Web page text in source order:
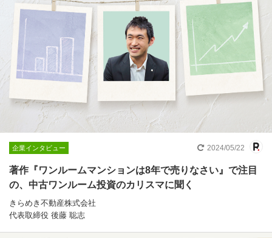
企業インタビュー 2024/05/22
著作『ワンルームマンションは8年で売りなさい』で注目
の、中古ワンルーム投資のカリスマに聞く
きらめき不動産株式会社
代表取締役 後藤 聡志